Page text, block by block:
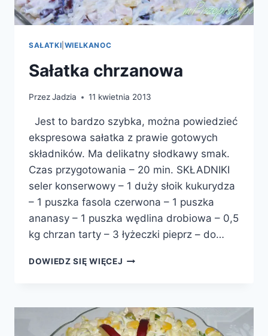
SAŁATKI WIELKANOC
Sałatka chrzanowa
PrzezJadzia 11 kwietnia 2013
Jest to bardzo szybka, można powiedzieć
ekspresowa sałatka z prawie gotowych
składników. Ma delikatny słodkawy smak.
Czas przygotowania – 20 min. SKŁADNIKI
seler konserwowy – 1 duży słoik kukurydza
– 1 puszka fasola czerwona – 1 puszka
ananasy – 1 puszka wędlina drobiowa – 0,5
kg chrzan tarty – 3 łyżeczki pieprz – do…
DOWIEDZ SIĘ WIĘCEJ SAŁATKA